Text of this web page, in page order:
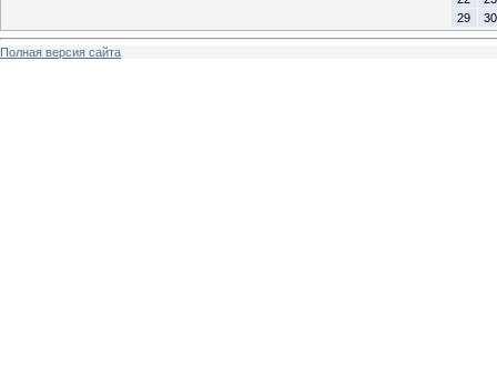
29
30
Полная версия сайта